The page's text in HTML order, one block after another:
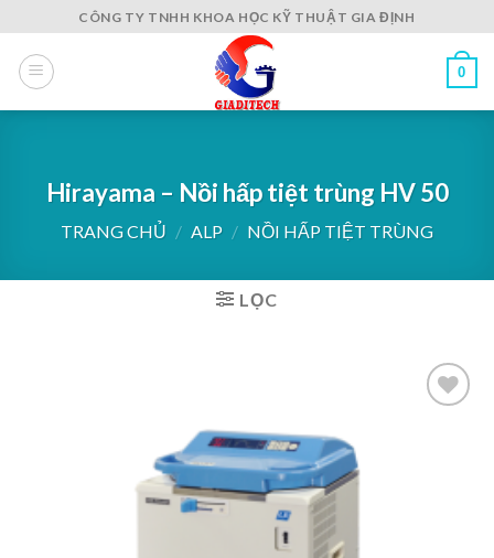
to
content
CÔNG TY TNHH KHOA HỌC KỸ THUẬT GIA ĐỊNH
0
Hirayama – Nồi hấp tiệt trùng HV 50
TRANG CHỦ / ALP / NỒI HẤP TIỆT TRÙNG
LỌC